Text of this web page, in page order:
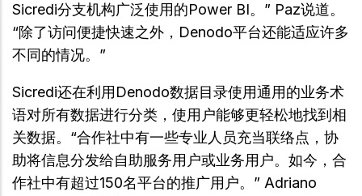
Sicredi分支机构广泛使用的Power BI。” Paz说道。
“除了访问便捷快速之外，Denodo平台还能适应许多
不同的情况。”
Sicredi还在利用Denodo数据目录使用通用的业务术
语对所有数据进行分类，使用户能够更轻松地找到相
关数据。“合作社中有一些专业人员充当联络点，协
助将信息分发给自助服务用户或业务用户。如今，合
作社中有超过150名平台的推广用户。” Adriano